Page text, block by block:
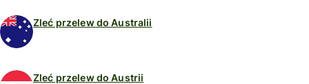
Zleć przelew do Australii
Zleć przelew do Austrii